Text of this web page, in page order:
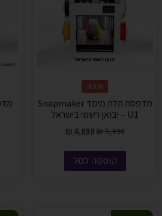
11%-
מדפסת תלת מימד Snapmaker
U1 – יבואן רשמי בישראל
₪5,490
₪4,890
הוספה לסל